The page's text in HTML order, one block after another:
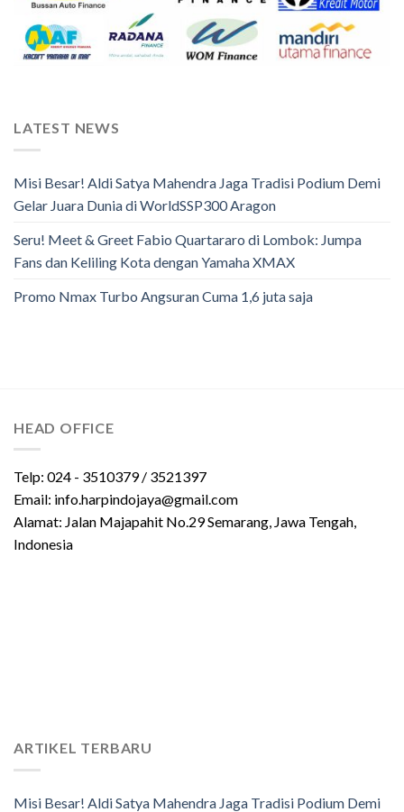
LATEST NEWS
Misi Besar! Aldi Satya Mahendra Jaga Tradisi Podium Demi
Gelar Juara Dunia di WorldSSP300 Aragon
Seru! Meet & Greet Fabio Quartararo di Lombok: Jumpa
Fans dan Keliling Kota dengan Yamaha XMAX
Promo Nmax Turbo Angsuran Cuma 1,6 juta saja
HEAD OFFICE
Telp: 024 - 3510379 / 3521397
Email: info.harpindojaya@gmail.com
Alamat: Jalan Majapahit No.29 Semarang, Jawa Tengah,
Indonesia
ARTIKEL TERBARU
Misi Besar! Aldi Satya Mahendra Jaga Tradisi Podium Demi